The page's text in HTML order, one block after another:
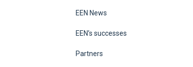
EEN News
EEN’s successes
Partners